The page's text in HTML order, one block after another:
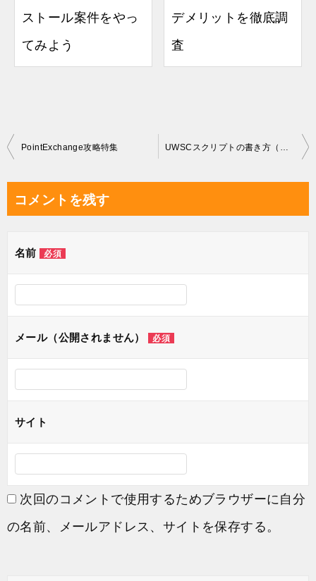
ストール案件をやっ
てみよう
デメリットを徹底調
査
投
ビ
ー
ョ
PointExchange攻略特集
コメントを残す
名前 必須
メール（公開されません） 必須
サイト
次回のコメントで使用するためブラウザーに自分
の名前、メールアドレス、サイトを保存する。